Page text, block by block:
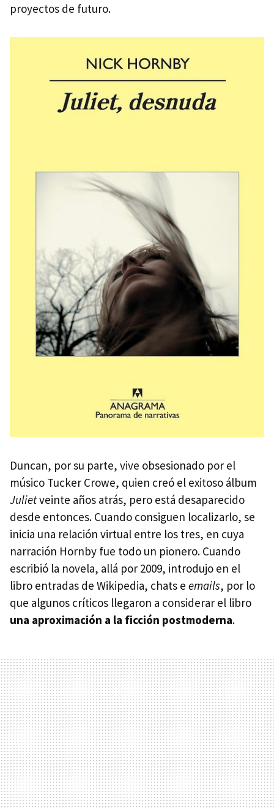
proyectos de futuro.
Duncan, por su parte, vive obsesionado por el
músico Tucker Crowe, quien creó el exitoso álbum
Julietveinte años atrás, pero está desaparecido
desde entonces. Cuando consiguen localizarlo, se
inicia una relación virtual entre los tres, en cuya
narración Hornby fue todo un pionero. Cuando
escribió la novela, allá por 2009, introdujo en el
libro entradas de Wikipedia, chats e emails, por lo
que algunos críticos llegaron a considerar el libro
una aproximación a la ficción postmoderna.